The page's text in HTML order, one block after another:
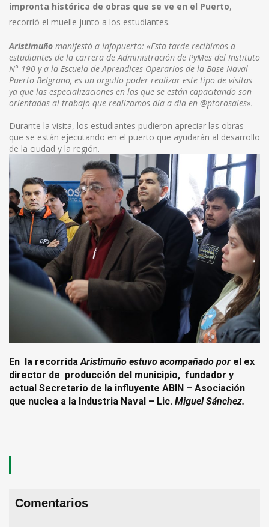
impronta histórica de obras que se ve en el Puerto,
recorrió el muelle junto a los estudiantes.
Aristimuño manifestó a Infopuerto: «Esta tarde recibimos a
estudiantes de la carrera de Administración de PyMes del Instituto
N° 190 y a la Escuela de Aprendices Operarios de la Base Naval
Puerto Belgrano, es un orgullo poder realizar este tipo de visitas
ya que las especializaciones en las que se están capacitando son
orientadas al trabajo que realizamos día a día en @ptorosales».
Durante la visita, los estudiantes pudieron apreciar las obras
que se están ejecutando en el puerto que ayudarán al desarrollo
de la ciudad y la región.
En la recorridaAristimuño estuvo acompañado por el ex
director de producción del municipio, fundador y
actual Secretario de la influyente ABIN – Asociación
que nuclea a la Industria Naval – Lic. Miguel Sánchez.
Comentarios